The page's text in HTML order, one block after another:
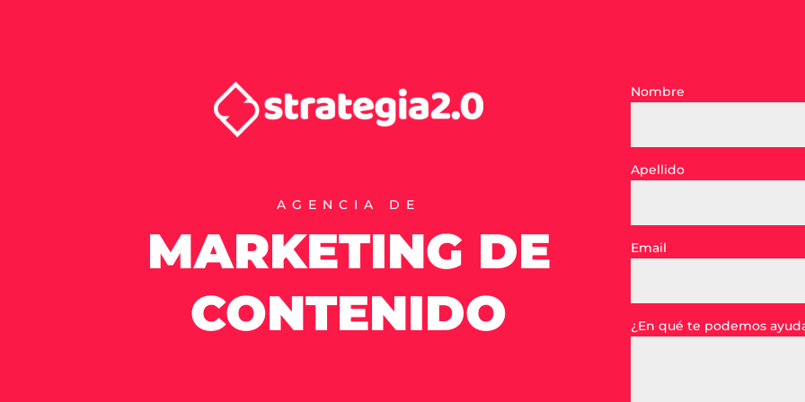
AGENCIA DE
MARKETING DE
CONTENIDO
Nombre
Apellido
Email
¿En qué te podemos